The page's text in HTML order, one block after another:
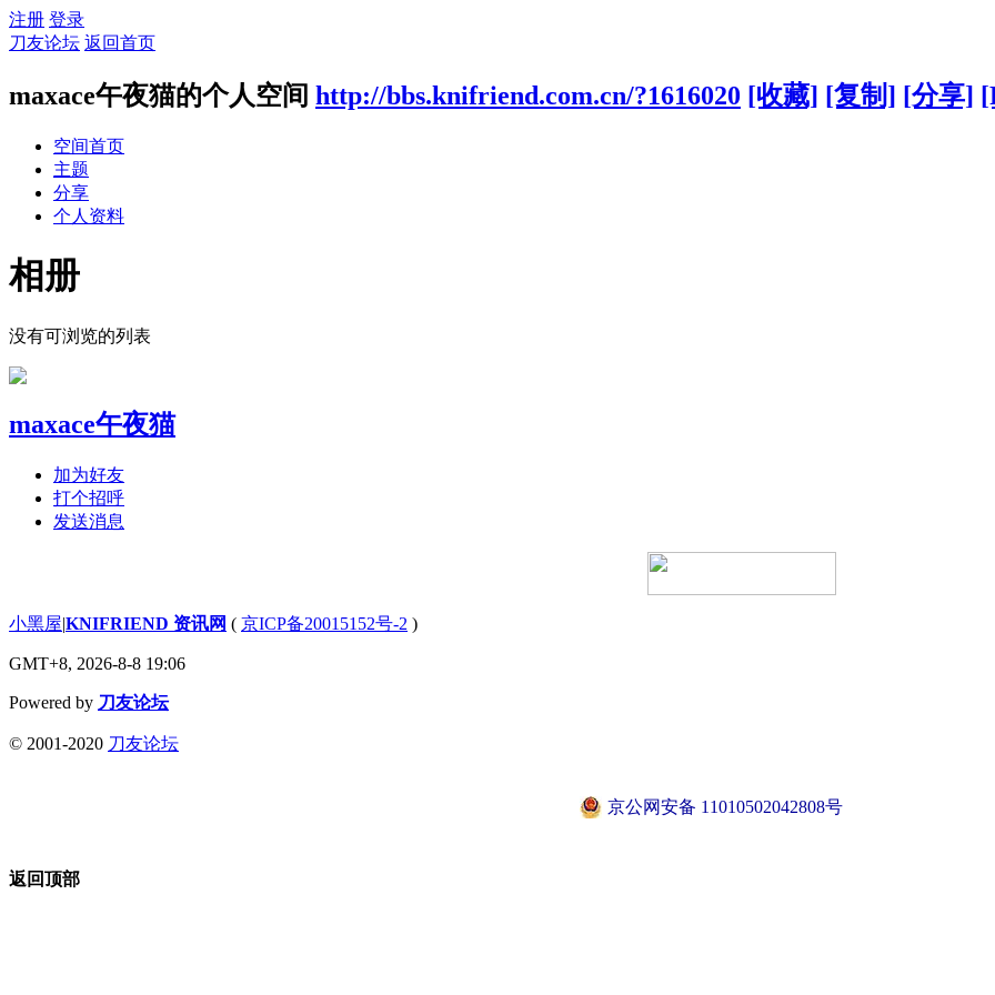
注册 登录
刀友论坛 返回首页
maxace午夜猫的个人空间 http://bbs.knifriend.com.cn/?1616020 [收藏] [复制] [分享]
空间首页
主题
分享
个人资料
相册
没有可浏览的列表
maxace午夜猫
加为好友
打个招呼
发送消息
小黑屋|KNIFRIEND 资讯网 ( 京ICP备20015152号-2 )
GMT+8, 2026-8-8 19:06
Powered by 刀友论坛
© 2001-2020 刀友论坛
京公网安备 11010502042808号
返回顶部